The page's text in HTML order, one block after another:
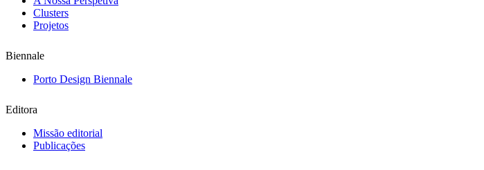
Clusters
Projetos
Biennale
Porto Design Biennale
Editora
Missão editorial
Publicações